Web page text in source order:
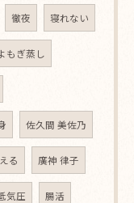
徹夜 寝れない
もぎ蒸し
佐久間 美佐乃
る 廣神 律子
気圧 腸活